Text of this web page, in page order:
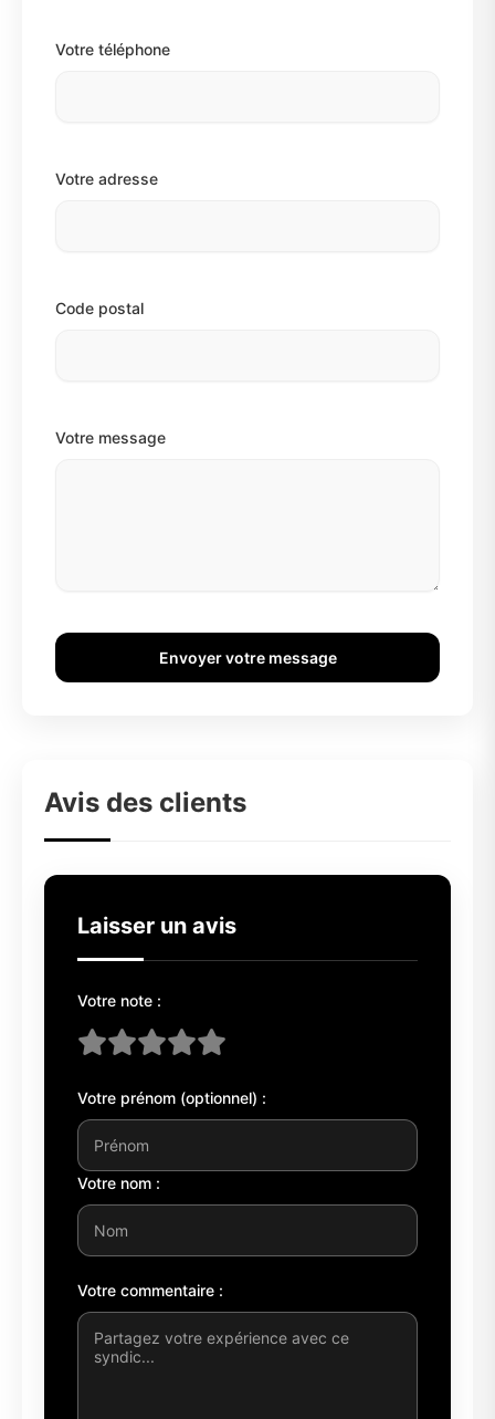
Votre téléphone
Votre adresse
Code postal
Votre message
Envoyer votre message
Avis des clients
Laisser un avis
Votre note :
Votre prénom (optionnel) :
Votre nom :
Votre commentaire :